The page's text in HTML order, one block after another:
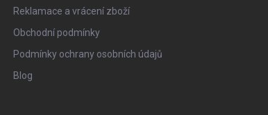
Reklamace a vrácení zboží
Obchodní podmínky
Podmínky ochrany osobních údajů
Blog